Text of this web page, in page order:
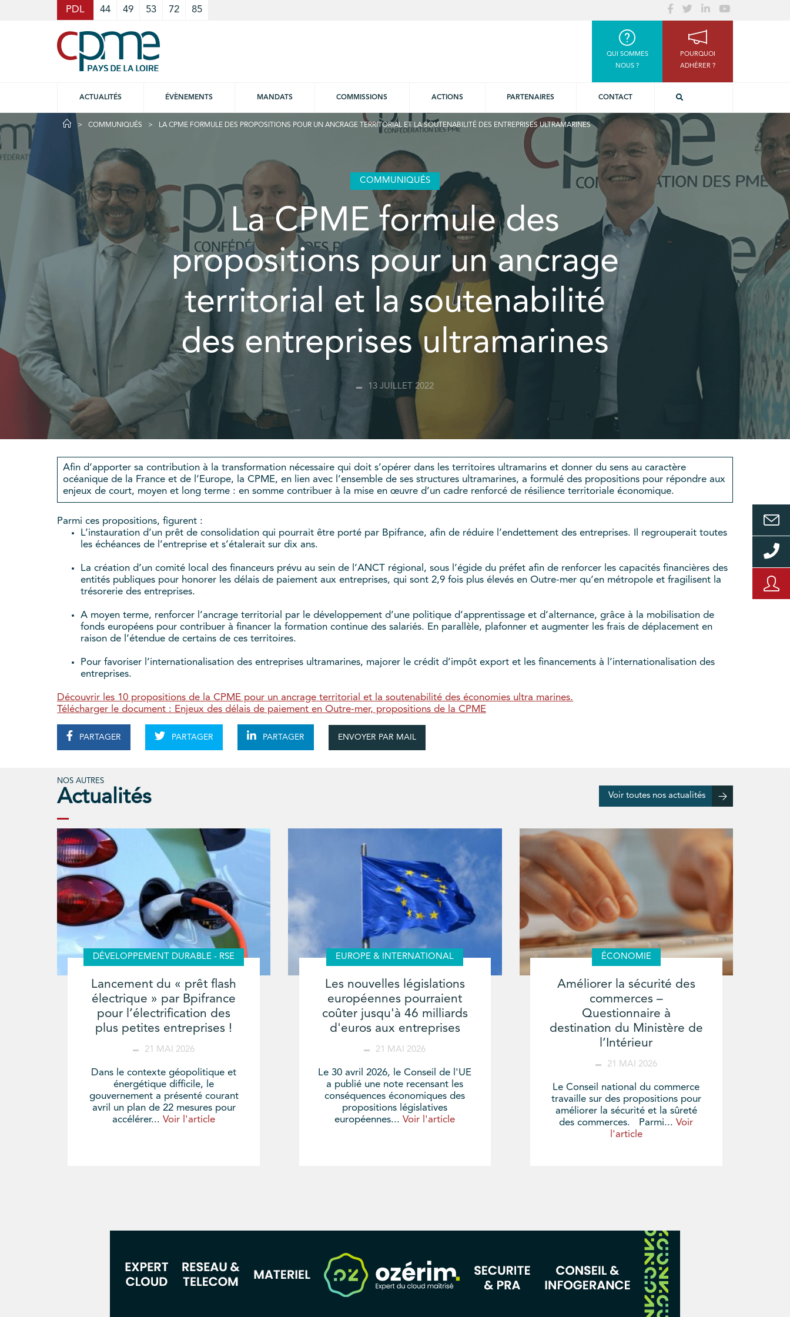
PDL 44 49 53 72 85
QUI SOMMES
NOUS ?
POURQUOI
ADHÉRER ?
ACTUALITÉS ÉVÈNEMENTS MANDATS COMMISSIONS ACTIONS PARTENAIRES CONTACT
COMMUNIQUÉS LA CPME FORMULE DES PROPOSITIONS POUR UN ANCRAGE TERRITORIAL ET LA SOUTENABILITÉ DES ENTREPRISES ULTRAMARINES
COMMUNIQUÉS
La CPME formule des
propositions pour un ancrage
territorial et la soutenabilité
des entreprises ultramarines
13 JUILLET 2022
Afin d’apporter sa contribution à la transformation nécessaire qui doit s’opérer dans les territoires ultramarins et donner du sens au caractère
océanique de la France et de l’Europe, la CPME, en lien avec l’ensemble de ses structures ultramarines, a formulé des propositions pour répondre aux
enjeux de court, moyen et long terme : en somme contribuer à la mise en œuvre d’un cadre renforcé de résilience territoriale économique.
Parmi ces propositions, figurent :
L’instauration d’un prêt de consolidation qui pourrait être porté par Bpifrance, afin de réduire l’endettement des entreprises. Il regrouperait toutes
les échéances de l’entreprise et s’étalerait sur dix ans.
La création d’un comité local des financeurs prévu au sein de l’ANCT régional, sous l’égide du préfet afin de renforcer les capacités financières des
entités publiques pour honorer les délais de paiement aux entreprises, qui sont 2,9 fois plus élevés en Outre-mer qu’en métropole et fragilisent la
trésorerie des entreprises.
A moyen terme, renforcer l’ancrage territorial par le développement d’une politique d’apprentissage et d’alternance, grâce à la mobilisation de
fonds européens pour contribuer à financer la formation continue des salariés. En parallèle, plafonner et augmenter les frais de déplacement en
raison de l’étendue de certains de ces territoires.
Pour favoriser l’internationalisation des entreprises ultramarines, majorer le crédit d’impôt export et les financements à l’internationalisation des
entreprises.
Découvrir les 10 propositions de la CPME pour un ancrage territorial et la soutenabilité des économies ultra marines.
Télécharger le document : Enjeux des délais de paiement en Outre-mer, propositions de la CPME
PARTAGER PARTAGER PARTAGER ENVOYER PAR MAIL
NOS AUTRES
Actualités Voir toutes nos actualités
DÉVELOPPEMENT DURABLE - RSE
Lancement du « prêt flash
électrique » par Bpifrance
pour l’électrification des
plus petites entreprises !
21 MAI 2026
Dans le contexte géopolitique et
énergétique difficile, le
gouvernement a présenté courant
avril un plan de 22 mesures pour
accélérer...Voir l'article
EUROPE & INTERNATIONAL
Les nouvelles législations
européennes pourraient
coûter jusqu'à 46 milliards
d'euros aux entreprises
21 MAI 2026
Le 30 avril 2026, le Conseil de l'UE
a publié une note recensant les
conséquences économiques des
propositions législatives
européennes...Voir l'article
ÉCONOMIE
Améliorer la sécurité des
commerces –
Questionnaire à
destination du Ministère de
l’Intérieur
21 MAI 2026
Le Conseil national du commerce
travaille sur des propositions pour
améliorer la sécurité et la sûreté
des commerces. Parmi...Voir
l'article
Cookies management panel